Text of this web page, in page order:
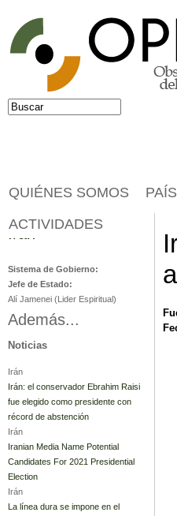
Jump to navigation
Formulario de
Buscar
QUIÉNES SOMOS
ACTIVIDADES
Irán
Sistema de Gobierno:
Jefe de Estado:
Alí Jamenei (Lider Espiritual)
Además...
Noticias
Irán
Irán: el conservador Ebrahim Raisi
fue elegido como presidente con
récord de abstención
Irán
Iranian Media Name Potential
Candidates For 2021 Presidential
Election
Irán
La línea dura se impone en el